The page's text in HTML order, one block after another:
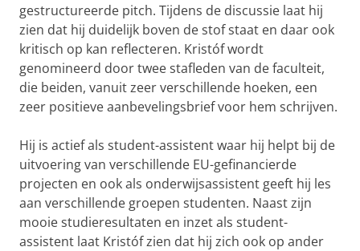
gestructureerde pitch. Tijdens de discussie laat hij
zien dat hij duidelijk boven de stof staat en daar ook
kritisch op kan reflecteren. Kristóf wordt
genomineerd door twee stafleden van de faculteit,
die beiden, vanuit zeer verschillende hoeken, een
zeer positieve aanbevelingsbrief voor hem schrijven.
Hij is actief als student-assistent waar hij helpt bij de
uitvoering van verschillende EU-gefinancierde
projecten en ook als onderwijsassistent geeft hij les
aan verschillende groepen studenten. Naast zijn
mooie studieresultaten en inzet als student-
assistent laat Kristóf zien dat hij zich ook op ander